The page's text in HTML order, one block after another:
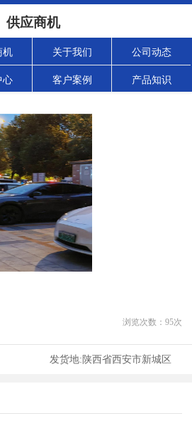
供应商机
机 关于我们 公司动态
心 客户案例 产品知识
浏览次数： 95次
发货地:陕西省西安市新城区